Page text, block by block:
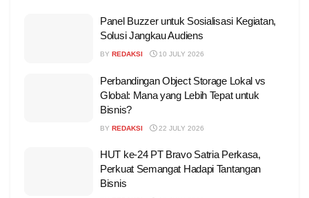
Panel Buzzer untuk Sosialisasi Kegiatan,
Solusi Jangkau Audiens
BY REDAKSI 10 JULY 2026
Perbandingan Object Storage Lokal vs
Global: Mana yang Lebih Tepat untuk
Bisnis?
BY REDAKSI 22 JULY 2026
HUT ke-24 PT Bravo Satria Perkasa,
Perkuat Semangat Hadapi Tantangan
Bisnis